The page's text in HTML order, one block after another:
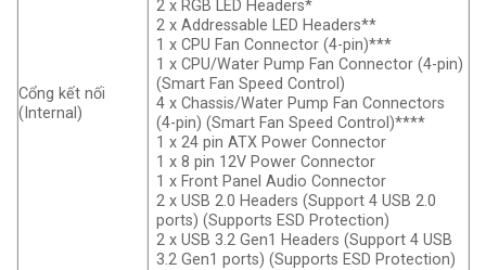
Cổng kết nối
(Internal)
2 x RGB LED Headers*
2 x Addressable LED Headers**
1 x CPU Fan Connector (4-pin)***
1 x CPU/Water Pump Fan Connector (4-pin)
(Smart Fan Speed Control)
4 x Chassis/Water Pump Fan Connectors
(4-pin) (Smart Fan Speed Control)****
1 x 24 pin ATX Power Connector
1 x 8 pin 12V Power Connector
1 x Front Panel Audio Connector
2 x USB 2.0 Headers (Support 4 USB 2.0
ports) (Supports ESD Protection)
2 x USB 3.2 Gen1 Headers (Support 4 USB
3.2 Gen1 ports) (Supports ESD Protection)